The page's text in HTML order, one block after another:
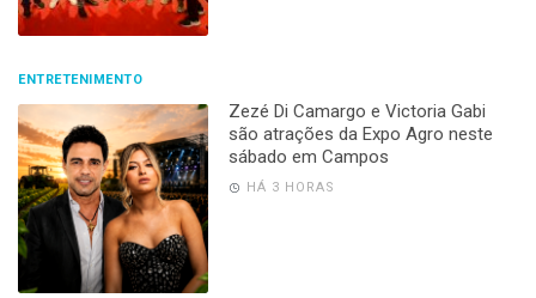
ENTRETENIMENTO
Zezé Di Camargo e Victoria Gabi
são atrações da Expo Agro neste
sábado em Campos
HÁ 3 HORAS